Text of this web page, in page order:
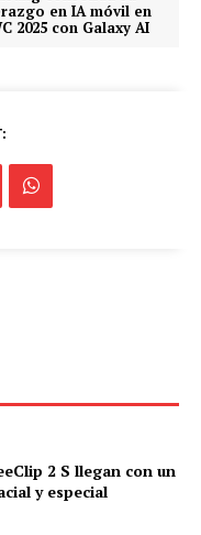
en IA móvil en
2025 con Galaxy AI
2 S llegan con un
y especial